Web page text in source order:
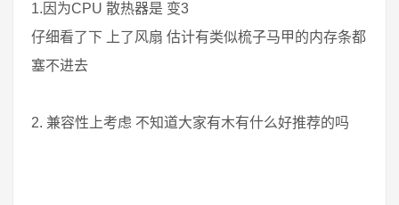
1.因为CPU 散热器是 变3
仔细看了下 上了风扇 估计有类似梳子马甲的内存条都
塞不进去
2. 兼容性上考虑 不知道大家有木有什么好推荐的吗